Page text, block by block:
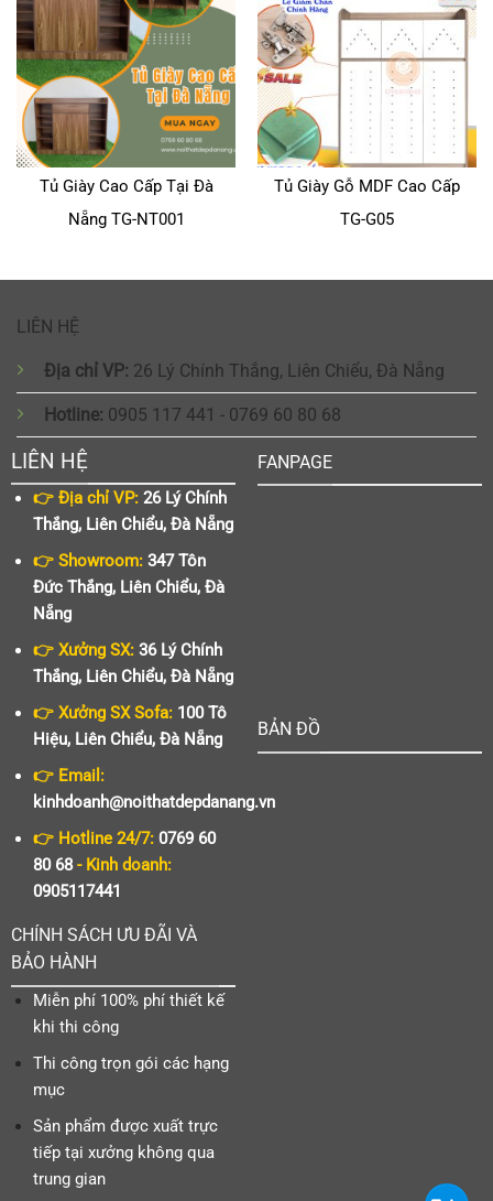
Tủ Giày Cao Cấp Tại Đà
Nẵng TG-NT001
Tủ Giày Gỗ MDF Cao Cấp
TG-G05
LIÊN HỆ
Địa chỉ VP: 26 Lý Chính Thắng, Liên Chiểu, Đà Nẵng
Hotline: 0905 117 441 - 0769 60 80 68
LIÊN HỆ
👉 Địa chỉ VP:26 Lý Chính
Thắng, Liên Chiểu, Đà Nẵng
👉 Showroom:347 Tôn
Đức Thắng, Liên Chiểu, Đà
Nẵng
👉 Xưởng SX:36 Lý Chính
Thắng, Liên Chiểu, Đà Nẵng
👉 Xưởng SX Sofa:100 Tô
Hiệu, Liên Chiểu, Đà Nẵng
👉 Email:
kinhdoanh@noithatdepdanang.vn
👉 Hotline 24/7:0769 60
80 68- Kinh doanh:
0905117441
CHÍNH SÁCH ƯU ĐÃI VÀ
BẢO HÀNH
Miễn phí 100% phí thiết kế
khi thi công
Thi công trọn gói các hạng
mục
Sản phẩm được xuất trực
tiếp tại xưởng không qua
trung gian
FANPAGE
BẢN ĐỒ